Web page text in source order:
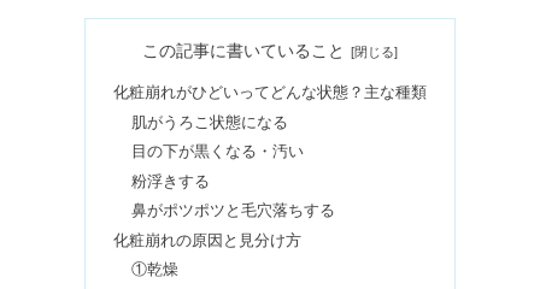
回しOK？値段・事前購入も
ボタニストはやばいの口コミ&はげる
って本当？種類別のおすすめ
この記事に書いていること
化粧崩れがひどいってどんな状態？主な種類
肌がうろこ状態になる
目の下が黒くなる・汚い
粉浮きする
鼻がポツポツと毛穴落ちする
化粧崩れの原因と見分け方
①乾燥